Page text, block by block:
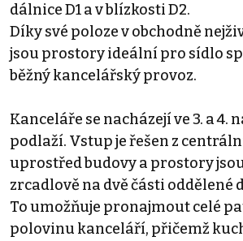
dálnice D1 a v blízkosti D2.
Díky své poloze v obchodně
jsou prostory ideální pro sídlo
běžný kancelářský provoz.
Kanceláře se nacházejí ve 3. a 4.
podlaží. Vstup je řešen z
uprostřed budovy a prostory
zrcadlově na dvě části oddělené
To umožňuje pronajmout celé
polovinu kanceláří, přičemž